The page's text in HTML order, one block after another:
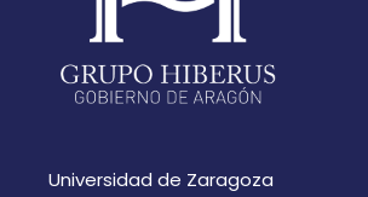
Universidad de Zaragoza